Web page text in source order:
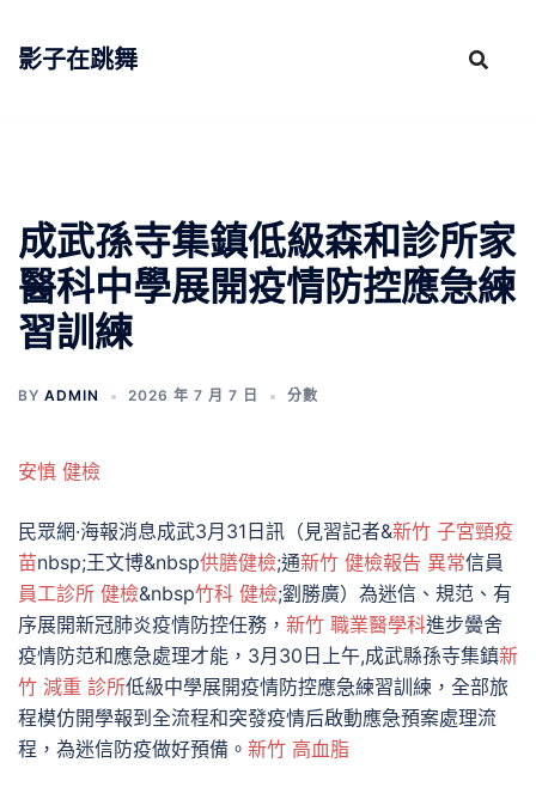
影子在跳舞
成武孫寺集鎮低級森和診所家
醫科中學展開疫情防控應急練
習訓練
BY ADMIN 2026 年 7 月 7 日 分數
安慎 健檢
民眾網·海報消息成武3月31日訊（見習記者&新竹 子宮頸疫
苗nbsp;王文博&nbsp供膳健檢;通新竹 健檢報告 異常信員
員工診所 健檢&nbsp竹科 健檢;劉勝廣）為迷信、規范、有
序展開新冠肺炎疫情防控任務， 新竹 職業醫學科進步黌舍
疫情防范和應急處理才能，3月30日上午,成武縣孫寺集鎮新
竹 減重 診所低級中學展開疫情防控應急練習訓練，全部旅
程模仿開學報到全流程和突發疫情后啟動應急預案處理流
程，為迷信防疫做好預備。 新竹 高血脂